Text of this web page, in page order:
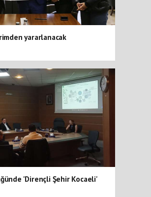
yararlanacak
'Dirençli Şehir Kocaeli'